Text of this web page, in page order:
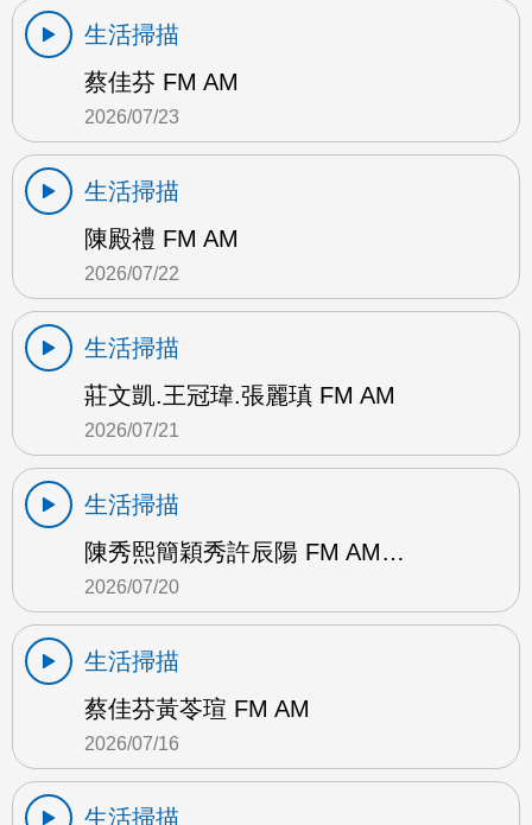
生活掃描
蔡佳芬 FM AM
2026/07/23
生活掃描
陳殿禮 FM AM
2026/07/22
生活掃描
莊文凱.王冠瑋.張麗瑱 FM AM
2026/07/21
生活掃描
陳秀熙簡穎秀許辰陽 FM AM…
2026/07/20
生活掃描
蔡佳芬黃苓瑄 FM AM
2026/07/16
生活掃描